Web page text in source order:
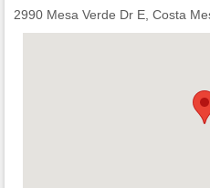
2990 Mesa Verde Dr E, Costa